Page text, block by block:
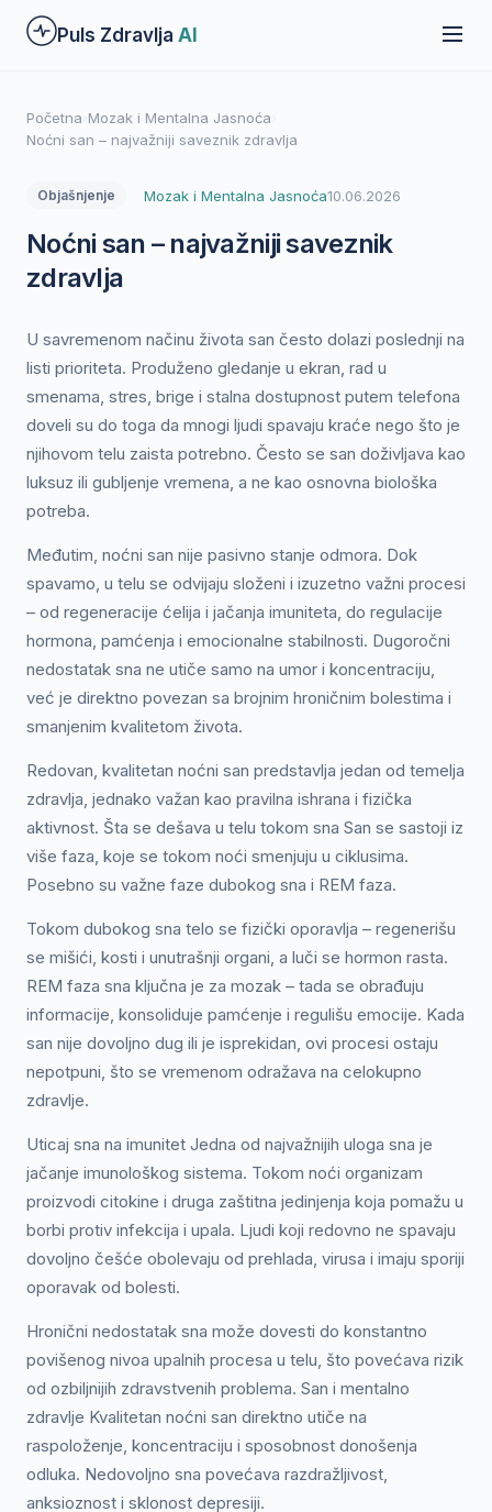
Preskoči
Puls Zdravlja AI
Početna Mozak i Mentalna Jasnoća
Noćni san – najvažniji saveznik zdravlja
Objašnjenje Mozak i Mentalna Jasnoća10.06.2026
Noćni san – najvažniji saveznik
zdravlja
U savremenom načinu života san često dolazi poslednji na
listi prioriteta. Produženo gledanje u ekran, rad u
smenama, stres, brige i stalna dostupnost putem telefona
doveli su do toga da mnogi ljudi spavaju kraće nego što je
njihovom telu zaista potrebno. Često se san doživljava kao
luksuz ili gubljenje vremena, a ne kao osnovna biološka
potreba.
Međutim, noćni san nije pasivno stanje odmora. Dok
spavamo, u telu se odvijaju složeni i izuzetno važni procesi
– od regeneracije ćelija i jačanja imuniteta, do regulacije
hormona, pamćenja i emocionalne stabilnosti. Dugoročni
nedostatak sna ne utiče samo na umor i koncentraciju,
već je direktno povezan sa brojnim hroničnim bolestima i
smanjenim kvalitetom života.
Redovan, kvalitetan noćni san predstavlja jedan od temelja
zdravlja, jednako važan kao pravilna ishrana i fizička
aktivnost. Šta se dešava u telu tokom sna San se sastoji iz
više faza, koje se tokom noći smenjuju u ciklusima.
Posebno su važne faze dubokog sna i REM faza.
Tokom dubokog sna telo se fizički oporavlja – regenerišu
se mišići, kosti i unutrašnji organi, a luči se hormon rasta.
REM faza sna ključna je za mozak – tada se obrađuju
informacije, konsoliduje pamćenje i regulišu emocije. Kada
san nije dovoljno dug ili je isprekidan, ovi procesi ostaju
nepotpuni, što se vremenom odražava na celokupno
zdravlje.
Uticaj sna na imunitet Jedna od najvažnijih uloga sna je
jačanje imunološkog sistema. Tokom noći organizam
proizvodi citokine i druga zaštitna jedinjenja koja pomažu u
borbi protiv infekcija i upala. Ljudi koji redovno ne spavaju
dovoljno češće obolevaju od prehlada, virusa i imaju sporiji
oporavak od bolesti.
Hronični nedostatak sna može dovesti do konstantno
povišenog nivoa upalnih procesa u telu, što povećava rizik
od ozbiljnijih zdravstvenih problema. San i mentalno
zdravlje Kvalitetan noćni san direktno utiče na
raspoloženje, koncentraciju i sposobnost donošenja
odluka. Nedovoljno sna povećava razdražljivost,
anksioznost i sklonost depresiji.